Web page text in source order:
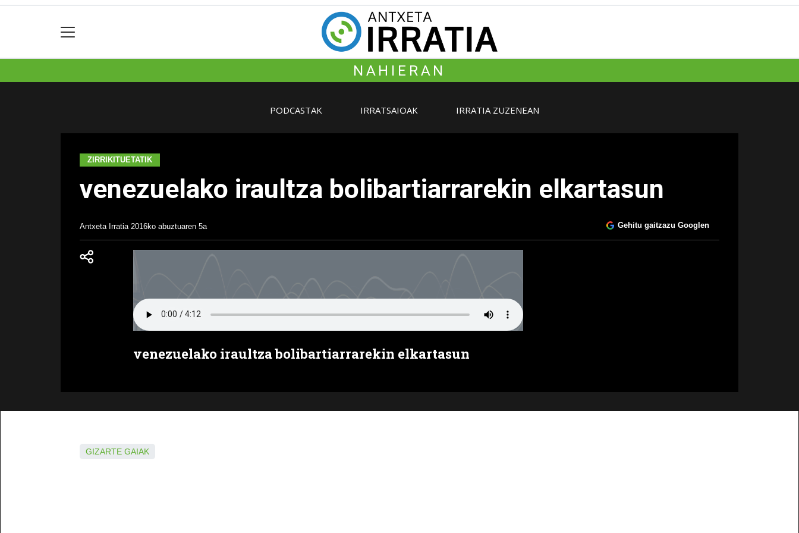
NAHIERAN
PODCASTAK IRRATSAIOAK IRRATIA ZUZENEAN
ZIRRIKITUETATIK
venezuelako iraultza bolibartiarrarekin elkartasun
Antxeta Irratia 2016ko abuztuaren 5a Gehitu gaitzazu Googlen
venezuelako iraultza bolibartiarrarekin elkartasun
GIZARTE GAIAK